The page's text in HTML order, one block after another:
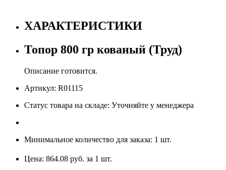
ХАРАКТЕРИСТИКИ
Топор 800 гр кованый (Труд)
Описание готовится.
Артикул: R01115
Статус товара на складе: Уточняйте у менеджера
Минимальное количество для заказа: 1 шт.
Цена: 864.08 руб. за 1 шт.